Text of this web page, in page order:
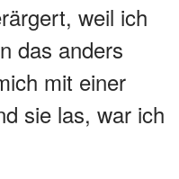
weil ich
das anders
mit einer
sie las, war ich